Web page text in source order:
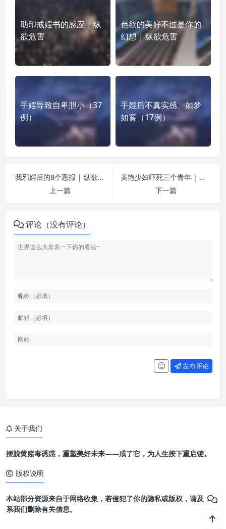
助印戒婬书的感应 | 纵
欲危害
色欲的美好不过是你的
幻想 | 纵欲危害
手婬导致自卑胆小（37
例）
手婬后不真实感、如梦
如雾（17例）
我邪婬后的8个恶报 | 纵欲危害
上一篇
美艳少妇吓死三个青年 | 纵欲危害
下一篇
评论（没有评论）
发布评论
关于我们
摆脱黄赌毒诱惑，重塑美好未来——戒了它，为人生按下重启键。
版权说明
本站部分资源来自于网络收集，若侵犯了你的隐私或版权，请及时联
系我们删除有关信息。